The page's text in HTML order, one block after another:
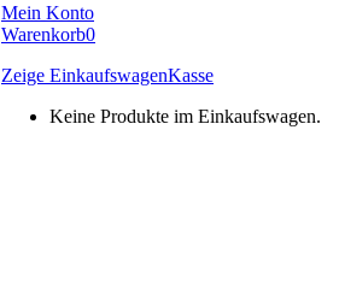
Mein Konto
Warenkorb0
Zeige EinkaufswagenKasse
Keine Produkte im Einkaufswagen.